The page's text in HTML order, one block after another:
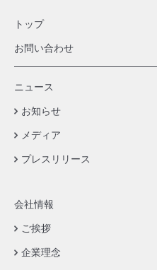
トップ
お問い合わせ
ニュース
お知らせ
メディア
プレスリリース
会社情報
ご挨拶
企業理念